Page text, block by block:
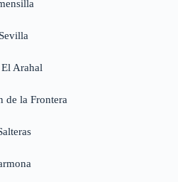
Arahal
de la Frontera